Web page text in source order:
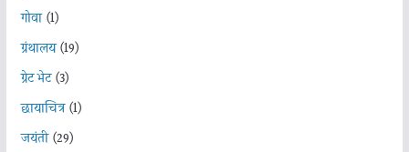
गोवा(1)
ग्रंथालय(19)
ग्रेट भेट(3)
छायाचित्र(1)
जयंती(29)